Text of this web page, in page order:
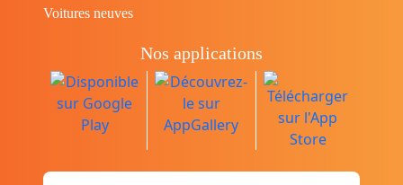
Voitures neuves
Nos applications